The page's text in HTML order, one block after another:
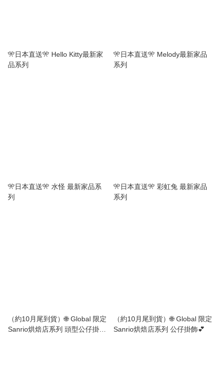
🎌日本直送🎌 Hello Kitty最新家
品系列
🎌日本直送🎌 Melody最新家品
系列
🎌日本直送🎌 水怪 最新家品系
列
🎌日本直送🎌 彩虹兔 最新家品
系列
（約10月尾到貨）🌐 Global 限定
Sanrio烘焙店系列 頭型公仔掛飾
（約10月尾到貨）🌐 Global 限定
Sanrio烘焙店系列 公仔掛飾💕